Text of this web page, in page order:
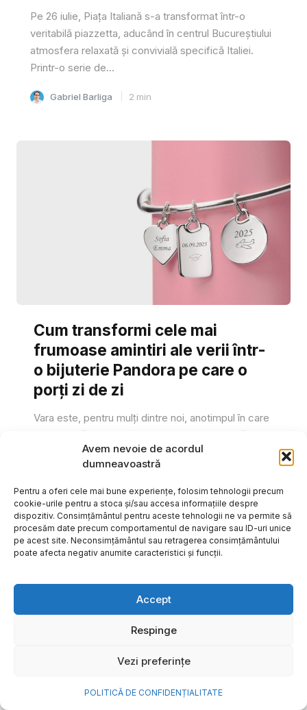
Avem nevoie de acordul
dumneavoastră
Pentru a oferi cele mai bune experiențe, folosim tehnologii precum
cookie-urile pentru a stoca și/sau accesa informațiile despre
dispozitiv. Consimțământul pentru aceste tehnologii ne va permite să
procesăm date precum comportamentul de navigare sau ID-uri unice
pe acest site. Neconsimțământul sau retragerea consimțământului
poate afecta negativ anumite caracteristici și funcții.
Accept
Respinge
Vezi preferințe
POLITICĂ DE CONFIDENȚIALITATE
Pe 26 iulie, Piața Italiană s-a transformat într-o
veritabilă piazzetta, aducând în centrul Bucureștiului
atmosfera relaxată și convivială specifică Italiei.
Printr-o serie de...
Gabriel Barliga 2 min
Cum transformi cele mai
frumoase amintiri ale verii într-
o bijuterie Pandora pe care o
porți zi de zi
Vara este, pentru mulți dintre noi, anotimpul în care
se întâmplă cele mai importante lucruri. Plecăm în
vacanțe pe care le planificăm luni...
Cristiana Todiresei
NOVA Power & Gas: un program